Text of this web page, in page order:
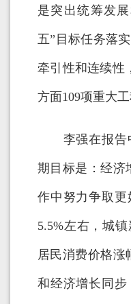
是突出统筹发
五”目标任务落
牵引性和连续性
方面109项重大工
李强在报告
期目标是：经济
作中努力争取
5.5%左右，城镇
居民消费价格涨
和经济增长同